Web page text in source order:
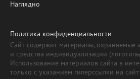
Наглядно
Политика конфиденциальности
Сайт содержит материалы, охраняемые
и средства индивидуализации
Использование материалов сайта в
только с указанием гиперссылки на